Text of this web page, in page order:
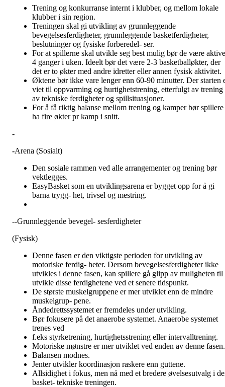
Trening og konkurranse internt i klubber, og mellom lokale
klubber i sin region.
Treningen skal gi utvikling av grunnleggende
bevegelsesferdigheter, grunnleggende basketferdigheter,
beslutninger og fysiske forberedel- ser.
For at spillerne skal utvikle seg best mulig bør de være aktive
4 ganger i uken. Ideelt bør det være 2-3 basketballøkter, der
det er to økter med andre idretter eller annen fysisk aktivitet.
Øktene bør ikke vare lenger enn 60-90 minutter. Der starten
viet til oppvarming og hurtighetstrening, etterfulgt av trening
av tekniske ferdigheter og spillsituasjoner.
For å få riktig balanse mellom trening og kamper bør spillere
ha fire økter pr kamp i snitt.
-
-Arena (Sosialt)
Den sosiale rammen ved alle arrangementer og trening bør
vektlegges.
EasyBasket som en utviklingsarena er bygget opp for å gi
barna trygg- het, trivsel og mestring.
--Grunnleggende bevegel- sesferdigheter
(Fysisk)
Denne fasen er den viktigste perioden for utvikling av
motoriske ferdig- heter. Dersom bevegelsesferdigheter ikke
utvikles i denne fasen, kan spillere gå glipp av muligheten til
utvikle disse ferdighetene ved et senere tidspunkt.
De største muskelgruppene er mer utviklet enn de mindre
muskelgrup- pene.
Åndedrettssystemet er fremdeles under utvikling.
Bør fokusere på det anaerobe systemet. Anaerobe systemet
trenes ved
f.eks styrketrening, hurtighetsstrening eller intervalltrening.
Motoriske mønstre er mer utviklet ved enden av denne fasen.
Balansen modnes.
Jenter utvikler koordinasjon raskere enn guttene.
Allsidighet i fokus, men nå med et bredere øvelsesutvalg i
basket- tekniske treningen.